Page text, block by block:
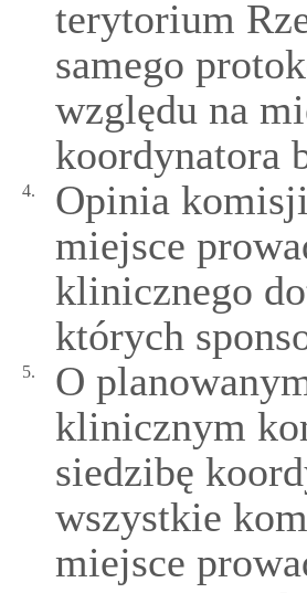
terytorium
samego
względu na
koordynatora
4.
Opinia
miejsce
klinicznego
których
5.
O
klinicznym
siedzibę
wszystkie
miejsce